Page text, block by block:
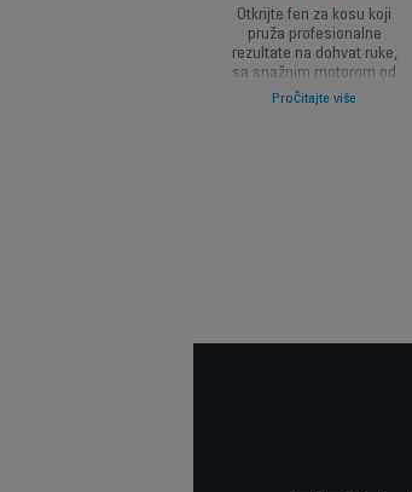
Otkrijte fen za kosu koji
pruža profesionalne
rezultate na dohvat ruke,
sa snažnim motorom od
2200 W Pro AC koji
Pročitajte više